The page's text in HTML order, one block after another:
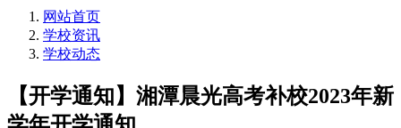
网站首页
学校资讯
学校动态
【开学通知】湘潭晨光高考补校2023年新